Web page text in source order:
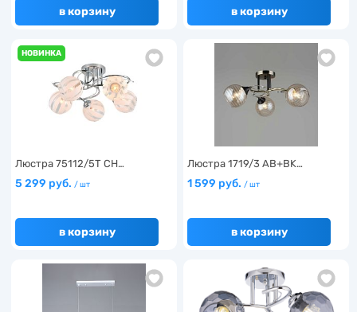
в корзину в корзину
НОВИНКА
Люстра 75112/5T CH…
5 299 руб. / шт
в корзину
Люстра 1719/3 AB+BK…
1 599 руб. / шт
в корзину